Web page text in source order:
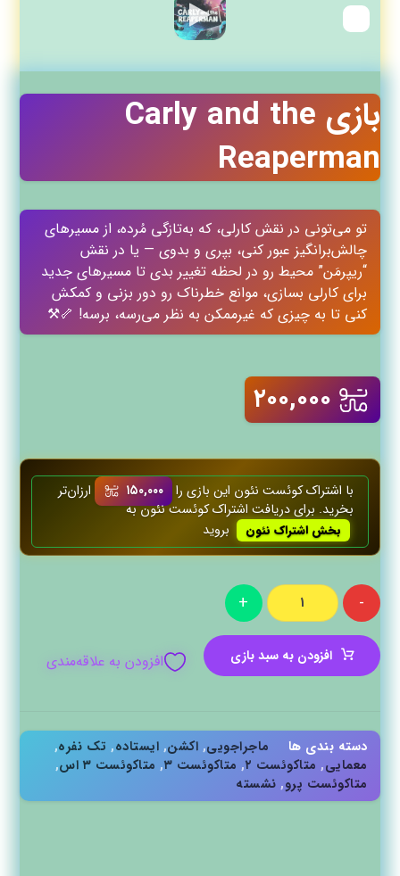
بازی Carly and the
Reaperman
تو می‌تونی در نقش کارلی، که به‌تازگی مُرده، از مسیرهای
چالش‌برانگیز عبور کنی، بپری و بدوی — یا در نقش
“ریپرمَن” محیط رو در لحظه تغییر بدی تا مسیرهای جدید
برای کارلی بسازی، موانع خطرناک رو دور بزنی و کمکش
کنی تا به چیزی که غیرممکن به نظر می‌رسه، برسه! 🦴⚒️
۲۰۰,۰۰۰
با اشتراک کوئست‌ نئون این بازی را ۱۵۰,۰۰۰
ارزان‌تر
بخرید. برای دریافت اشتراک کوئست‌ نئون به
بخش اشتراک نئون بروید
-
+
افزودن به سبد بازی افزودن به علاقه‌مندی
دسته بندی ها ماجراجویی, اکشن, ایستاده, تک نفره,
معمایی, متاکوئست ۲ , متاکوئست ۳ , متاکوئست ۳ اس
,
متاکوئست پرو, نشسته